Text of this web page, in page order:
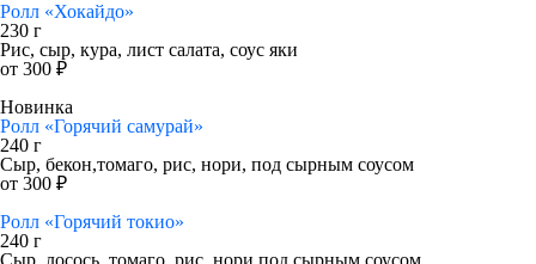
Ролл «Хокайдо»
230 г
Рис, сыр, кура, лист салата, соус яки
от 300 ₽
Новинка
Ролл «Горячий самурай»
240 г
Сыр, бекон,томаго, рис, нори, под сырным соусом
от 300 ₽
Ролл «Горячий токио»
240 г
Сыр, лосось, томаго, рис, нори,под сырным соусом